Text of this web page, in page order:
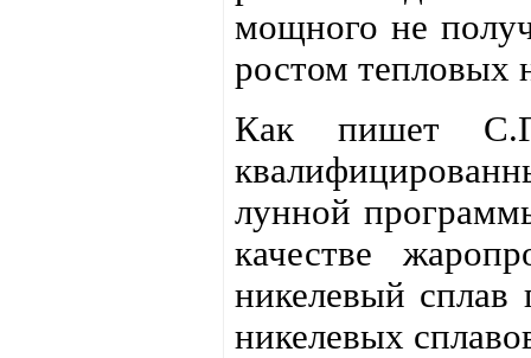
мощного не
ростом тепловых
Как пишет
лунной
качестве
никелевый
никелевых